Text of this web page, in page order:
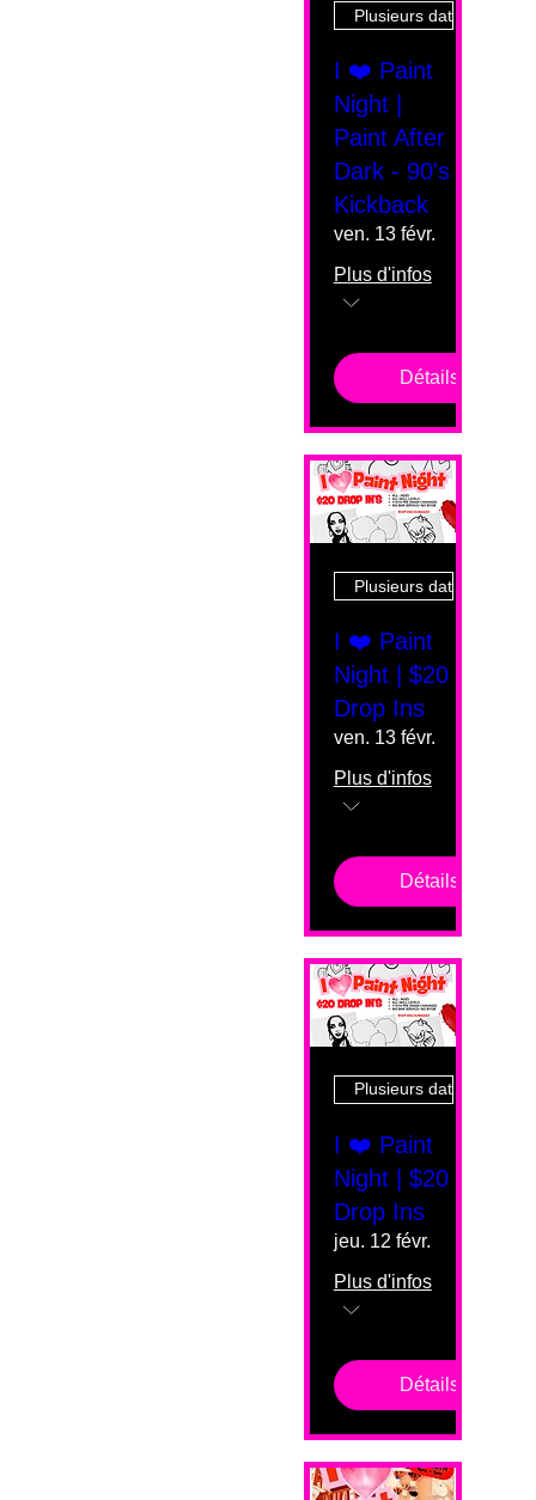
Plusieurs dates
I ❤️ Paint
Night |
Paint After
Dark - 90's
Kickback
ven. 13 févr.
Plus d'infos
Détails
Plusieurs dates
I ❤️ Paint
Night | $20
Drop Ins
ven. 13 févr.
Plus d'infos
Détails
Plusieurs dates
I ❤️ Paint
Night | $20
Drop Ins
jeu. 12 févr.
Plus d'infos
Détails